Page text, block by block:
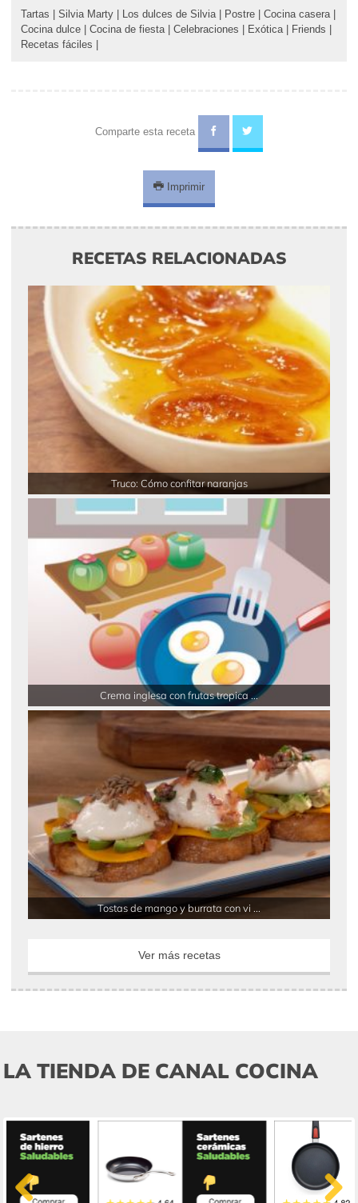
Tartas Silvia Marty Los dulces de Silvia Postre Cocina casera
Cocina dulce
Cocina de fiesta Celebraciones Exótica Friends
Recetas fáciles
Comparte esta receta
Imprimir
RECETAS RELACIONADAS
Truco: Cómo confitar naranjas
Crema inglesa con frutas tropica ...
Tostas de mango y burrata con vi ...
Ver más recetas
LA TIENDA DE CANAL COCINA